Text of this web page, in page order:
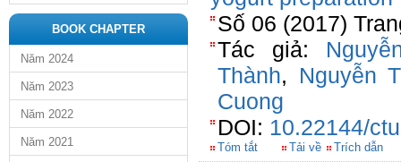
BOOK CHAPTER
Năm 2024
Năm 2023
Năm 2022
Năm 2021
Số 06 (2017)
Tác giả:
Thành, Nguyễn
Cuong
DOI: 10.22144/
Tóm tắt Tải về Trích dẫn